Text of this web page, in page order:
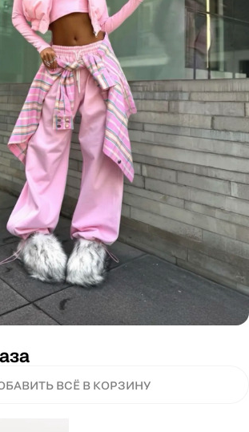
ВСЁ В КОРЗИНУ